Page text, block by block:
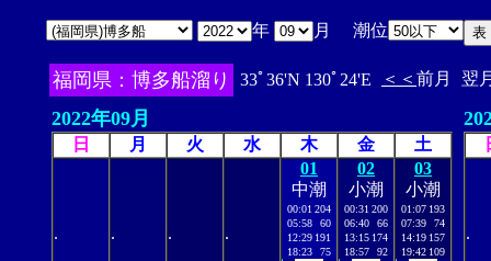
年 月 潮位
福岡県：博多船溜り 33ﾟ36'N 130ﾟ24'E ＜＜ 前月 翌
2022年09月
日 月 火 水 木 金 土
. . . .
01
中潮
00:01 204
05:58
60
12:29 191
18:23
75
02
小潮
00:31 200
06:40
66
13:15 174
18:57
92
03
小潮
01:07 193
07:39
74
14:19 157
19:42 109
.